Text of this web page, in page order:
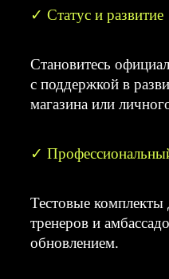
✓ Статус и развитие
Становитесь
с поддержкой в
магазина или
✓
Тестовые комплекты
тренеров и
обновлением.